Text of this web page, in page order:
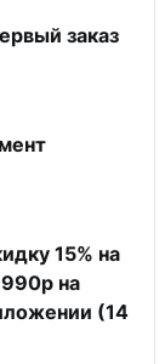
заказ
15% на
на
(14